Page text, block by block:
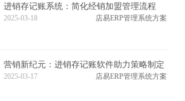
进销存记账系统：简化经销加盟管理流程
2025-03-18 店易ERP管理系统方案
营销新纪元：进销存记账软件助力策略制定
2025-03-17 店易ERP管理系统方案